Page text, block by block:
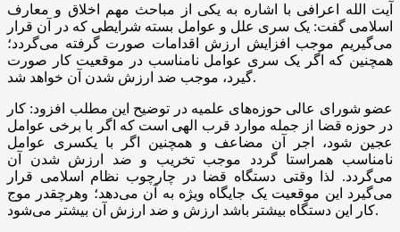
آیت الله اعرافی با اشاره به یکی از مباحث مهم اخلاق و معارف
اسلامی گفت: یک سری علل و عوامل بسته شرایطی که در آن قرار
می‌گیریم موجب افزایش ارزش اقدامات صورت گرفته می‌گردد؛
همچنین که اگر یک سری عوامل نامناسب در موقعیت کار صورت
گیرد، موجب ضد ارزش شدن آن خواهد شد.
عضو شورای عالی حوزه‌های علمیه در توضیح این مطلب افزود: کار
در حوزه قضا از جمله موارد قرب الهی است که اگر با برخی عوامل
عجین شود، اجر آن مضاعف و همچنین اگر با یکسری عوامل
نامناسب همراستا گردد موجب تخریب و ضد ارزش شدن آن
می‌گردد. لذا وقتی دستگاه قضا در چارچوب نظام اسلامی قرار
می‌گیرد این موقعیت یک جایگاه ویژه به آن می‌دهد؛ وهرچقدر موج
کار این دستگاه بیشتر باشد ارزش و ضد ارزش آن بیشتر می‌شود.